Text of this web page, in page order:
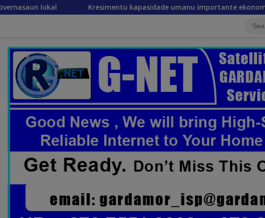
Kresimentu kapasidade umanu importante ekonomia modernu no futuru